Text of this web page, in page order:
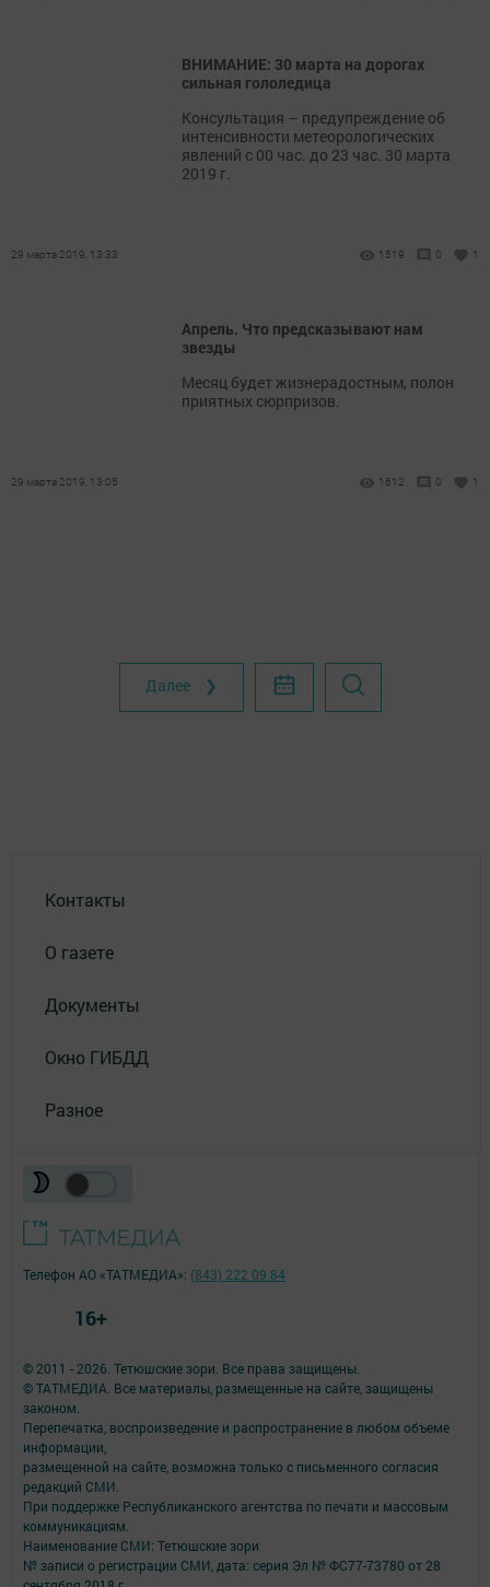
ВНИМАНИЕ: 30 марта на дорогах
сильная гололедица
Консультация – предупреждение об
интенсивности метеорологических
явлений с 00 час. до 23 час. 30 марта
2019 г.
29 марта 2019, 13:33 1519 0 1
Апрель. Что предсказывают нам
звезды
Месяц будет жизнерадостным, полон
приятных сюрпризов.
29 марта 2019, 13:05 1612 0 1
Далее ❯
Контакты
О газете
Документы
Окно ГИБДД
Разное
© 2011 - 2026. Тетюшские зори. Все права защищены.
© ТАТМЕДИА. Все материалы, размещенные на сайте, защищены
законом.
Перепечатка, воспроизведение и распространение в любом объеме
информации,
размещенной на сайте, возможна только с письменного согласия
редакций СМИ.
При поддержке Республиканского агентства по печати и массовым
коммуникациям.
Наименование СМИ: Тетюшские зори
№ записи о регистрации СМИ, дата: серия Эл № ФС77-73780 от 28
Телефон АО «ТАТМЕДИА»: (843) 222 09 84
16+